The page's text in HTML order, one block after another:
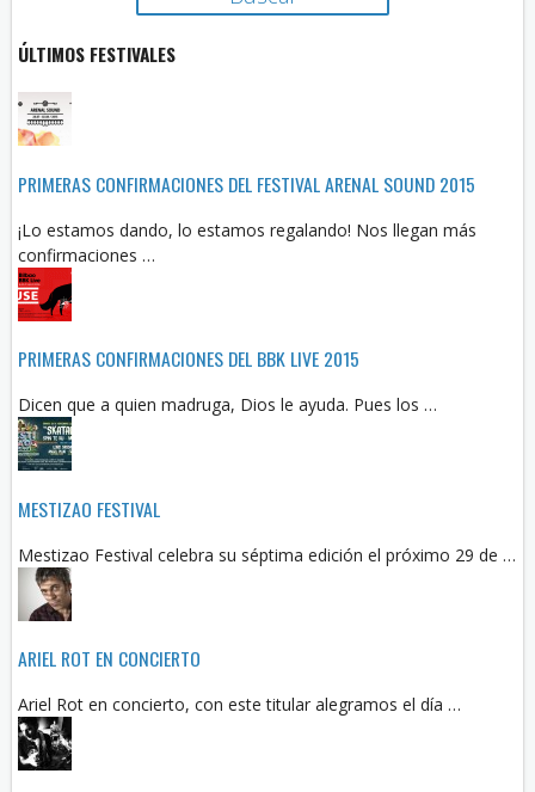
ÚLTIMOS FESTIVALES
PRIMERAS CONFIRMACIONES DEL FESTIVAL ARENAL SOUND 2015
¡Lo estamos dando, lo estamos regalando! Nos llegan más
confirmaciones …
PRIMERAS CONFIRMACIONES DEL BBK LIVE 2015
Dicen que a quien madruga, Dios le ayuda. Pues los …
MESTIZAO FESTIVAL
Mestizao Festival celebra su séptima edición el próximo 29 de …
ARIEL ROT EN CONCIERTO
Ariel Rot en concierto, con este titular alegramos el día …